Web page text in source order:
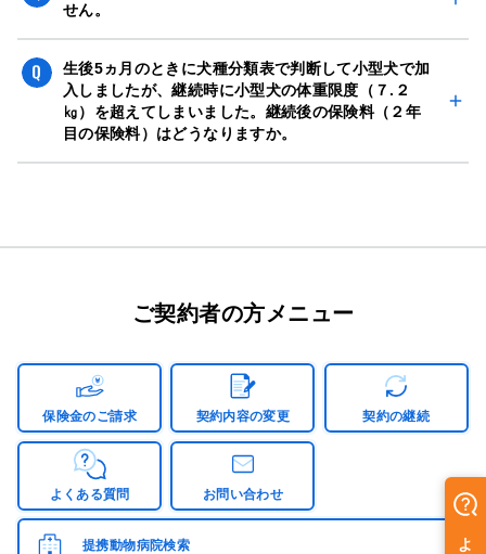
です（自動継続）。ご変更をご希望の場合は、ご継続のご
案内（ご継続月の3ヵ月前の月末頃発送）がお手元に届き
ましたら、内容をご確認の上、記載のお手続き期限まで
に、マイページ（「各種変更」→「継続時の内容を変更し
たい」）または、同封の書面からご変更手続きくださいま
せん。
げんきナンバーわん・げんきナンバーわんスリムのご契約
マイページにご登録済のご契約は書面の発行にかえて、マ
イページ上での「eco継続証」の発行とさせていただいて
おります。SDGs（資源保護）の観点から書面での発行は
は、継続契約の保険期間開始月の前月下旬に、保険契約継
続証在中と記載のある定型サイズの封筒でお届けいたしま
げんきナンバーわんスマート・げんきナンバーわんBest
のご契約
保険契約継続証は、「ご継続のご案内」に同封してお届け
しております。
ご契約内容に変更がない場合は同封の保険契約継続証をご
使用ください。
生後5ヵ月のときに犬種分類表で判断して小型犬で加
入しましたが、継続時に小型犬の体重限度（７.２
㎏）を超えてしまいました。継続後の保険料（２年
目の保険料）はどうなりますか。
「犬種分類表」を参考に、1歳時のおおよその予測体重で
※猫の場合、体重区分はございません。
詳細は継続手続き をご覧ください。
ご契約者の方メニュー
保険金のご請求 契約内容の変更 契約の継続
よくある質問 お問い合わせ
提携動物病院検索